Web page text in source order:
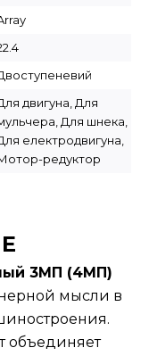
двигуна, Для
Для шнека,
електродвигуна,
редуктор
3МП (4МП)
мысли в
объединяет